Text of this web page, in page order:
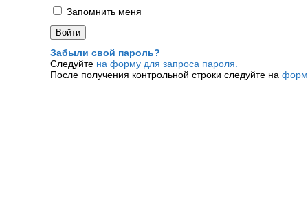
Запомнить меня
Забыли свой пароль?
Следуйте на форму для запроса пароля.
После получения контрольной строки следуйте на